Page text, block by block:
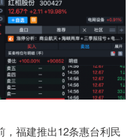
福建推出12条惠台利民